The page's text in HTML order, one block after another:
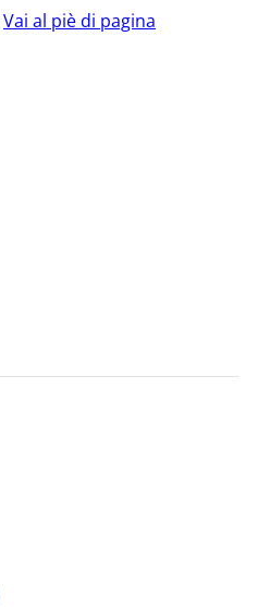
Vai al piè di pagina